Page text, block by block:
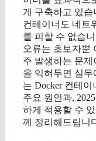
게 구축하고 있습
컨테이너도 네트
를 피할 수 없습
오류는 초보자뿐
주 발생하는 문
을 익혀두면 실무
는 Docker 컨테
주요 원인과,
하게 적용할 수
께 정리해드립니